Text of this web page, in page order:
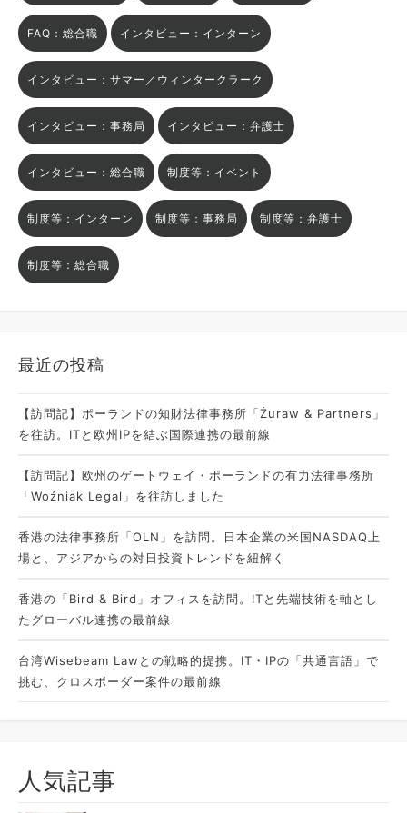
FAQ：総合職 インタビュー：インターン
インタビュー：サマー／ウィンタークラーク
インタビュー：事務局 インタビュー：弁護士
インタビュー：総合職 制度等：イベント
制度等：インターン 制度等：事務局 制度等：弁護士
制度等：総合職
最近の投稿
【訪問記】ポーランドの知財法律事務所「Żuraw & Partners」
を往訪。ITと欧州IPを結ぶ国際連携の最前線
【訪問記】欧州のゲートウェイ・ポーランドの有力法律事務所
「Woźniak Legal」を往訪しました
香港の法律事務所「OLN」を訪問。日本企業の米国NASDAQ上
場と、アジアからの対日投資トレンドを紐解く
香港の「Bird & Bird」オフィスを訪問。ITと先端技術を軸とし
たグローバル連携の最前線
台湾Wisebeam Lawとの戦略的提携。IT・IPの「共通言語」で
挑む、クロスボーダー案件の最前線
人気記事